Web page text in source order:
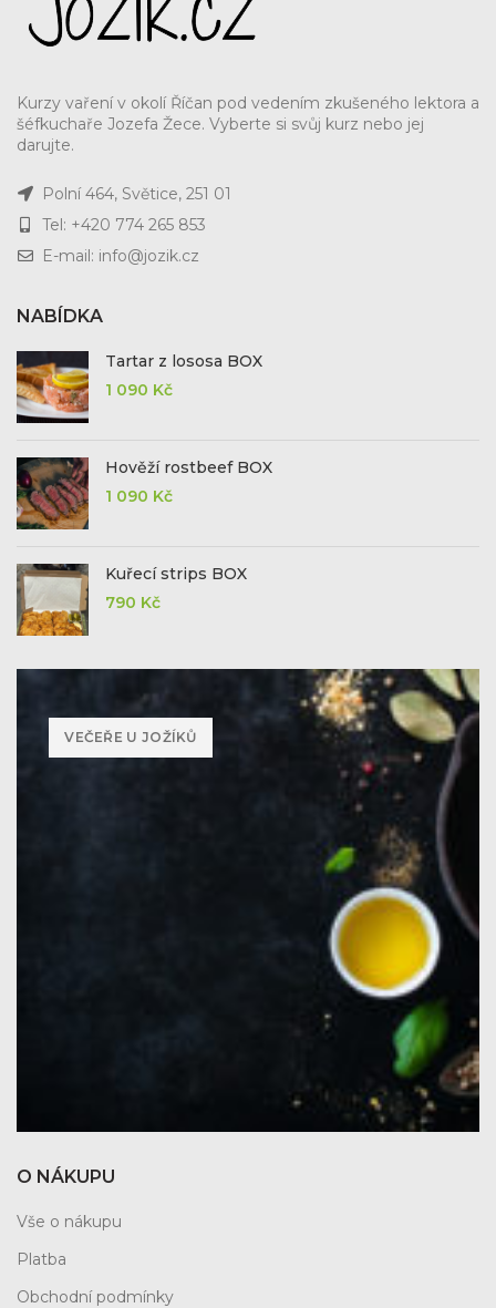
Kurzy vaření v okolí Říčan pod vedením zkušeného lektora a
šéfkuchaře Jozefa Žece. Vyberte si svůj kurz nebo jej
darujte.
Polní 464, Světice, 251 01
Tel: +420 774 265 853
E-mail: info@jozik.cz
NABÍDKA
Tartar z lososa BOX
1 090 Kč
Hověží rostbeef BOX
1 090 Kč
Kuřecí strips BOX
790 Kč
VEČEŘE U JOŽÍKŮ
O NÁKUPU
Vše o nákupu
Platba
Obchodní podmínky